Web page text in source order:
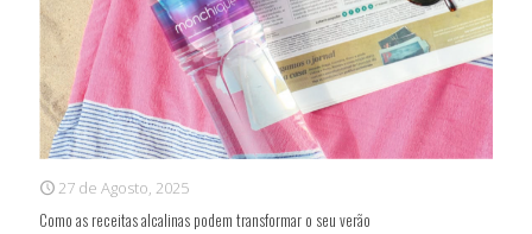
27 de Agosto, 2025
Como as receitas alcalinas podem transformar o seu verão